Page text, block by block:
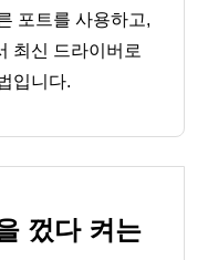
포트를 사용하고,
최신 드라이버로
입니다.
껐다 켜는